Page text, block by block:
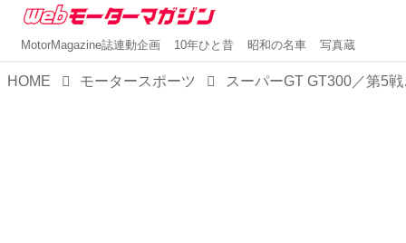
MotorMagazine誌連動企画 10年ひと昔 昭和の名車 写真蔵
HOME モータースポーツ スーパーGT